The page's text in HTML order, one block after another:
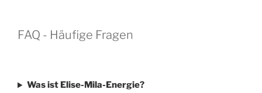
FAQ - Häufige Fragen
Was ist Elise-Mila-Energie?